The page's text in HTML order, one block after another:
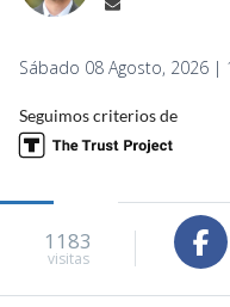
Sábado 08 Agosto, 2026 |
Seguimos criterios de
1183
visitas